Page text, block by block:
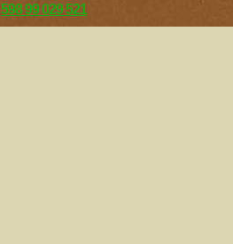
598 99 029 521